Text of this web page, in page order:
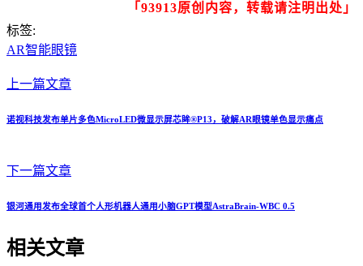
「93913原创内容，转载请注明出处」
标签:
AR智能眼镜
上一篇文章
诺视科技发布单片多色MicroLED微显示屏芯眸®P13，破解AR眼镜单色显示痛点
下一篇文章
银河通用发布全球首个人形机器人通用小脑GPT模型AstraBrain-WBC 0.5
相关文章